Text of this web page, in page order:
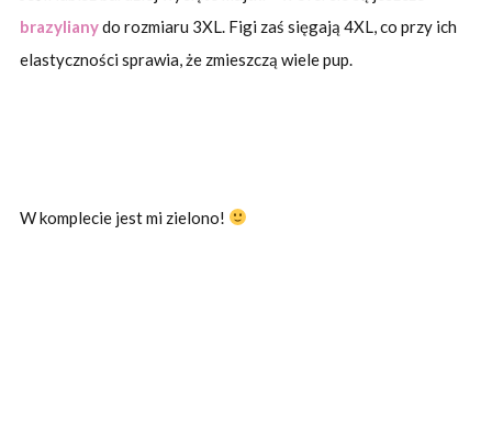
brazylianydo rozmiaru 3XL. Figi zaś sięgają 4XL, co przy ich
elastyczności sprawia, że zmieszczą wiele pup.
W komplecie jest mi zielono!